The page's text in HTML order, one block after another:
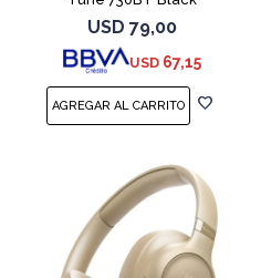
USD 79,00
USD 67,15